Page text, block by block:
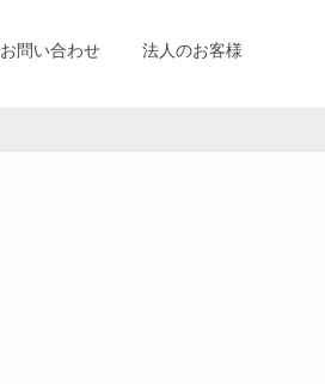
お問い合わせ 法人のお客様